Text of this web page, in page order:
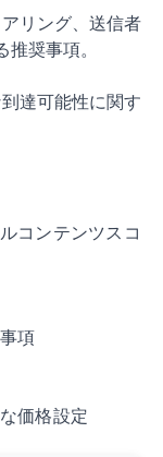
リング、送信者
奨事項。
達可能性に関す
コンテンツスコ
項
価格設定